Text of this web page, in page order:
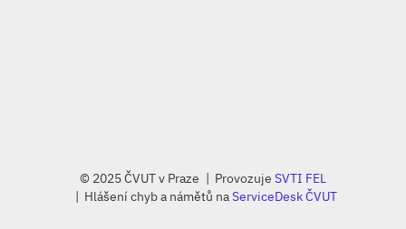
© 2025 ČVUT v Praze ProvozujeSVTI FEL
Hlášení chyb a námětů naServiceDesk ČVUT